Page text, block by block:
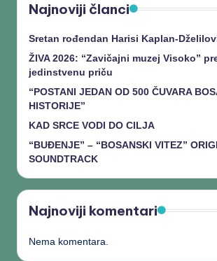
Najnoviji članci
Sretan rođendan Harisi Kaplan-
ŽIVA 2026: “Zavičajni muzej Visoko”
jedinstvenu priču
“POSTANI JEDAN OD 500 ČUVARA
HISTORIJE”
KAD SRCE VODI DO CILJA
“BUĐENJE” – “BOSANSKI VITEZ”
SOUNDTRACK
Najnoviji komentari
Nema komentara.